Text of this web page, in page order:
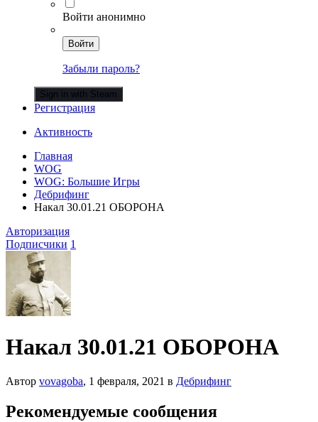
Войти анонимно
Войти
Забыли пароль?
Sign in with Steam
Регистрация
Активность
Главная
WOG
WOG: Большие Игры
Дебрифинг
Накал 30.01.21 ОБОРОНА
Авторизация
Подписчики 1
Накал 30.01.21 ОБОРОНА
Автор vovagoba, 1 февраля, 2021 в Дебрифинг
Рекомендуемые сообщения